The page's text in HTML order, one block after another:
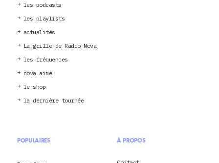
les podcasts
les playlists
actualités
La grille de Radio Nova
les fréquences
nova aime
le shop
la dernière tournée
POPULAIRES À PROPOS